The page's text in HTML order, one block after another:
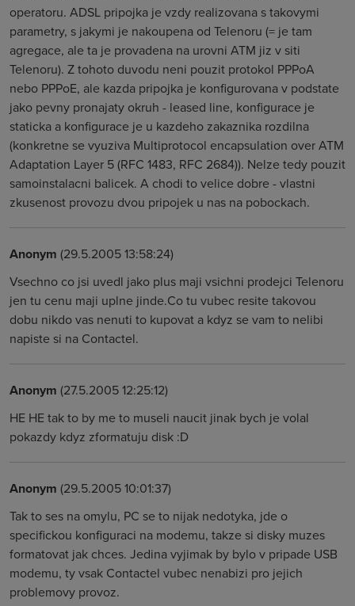
operatoru. ADSL pripojka je vzdy realizovana s takovymi
parametry, s jakymi je nakoupena od Telenoru (= je tam
agregace, ale ta je provadena na urovni ATM jiz v siti
Telenoru). Z tohoto duvodu neni pouzit protokol PPPoA
nebo PPPoE, ale kazda pripojka je konfigurovana v podstate
jako pevny pronajaty okruh - leased line, konfigurace je
staticka a konfigurace je u kazdeho zakaznika rozdilna
(konkretne se vyuziva Multiprotocol encapsulation over ATM
Adaptation Layer 5 (RFC 1483, RFC 2684)). Nelze tedy pouzit
samoinstalacni balicek. A chodi to velice dobre - vlastni
zkusenost provozu dvou pripojek u nas na pobockach.
Anonym (29.5.2005 13:58:24)
Vsechno co jsi uvedl jako plus maji vsichni prodejci Telenoru
jen tu cenu maji uplne jinde.Co tu vubec resite takovou
dobu nikdo vas nenuti to kupovat a kdyz se vam to nelibi
napiste si na Contactel.
Anonym (27.5.2005 12:25:12)
HE HE tak to by me to museli naucit jinak bych je volal
pokazdy kdyz zformatuju disk :D
Anonym (29.5.2005 10:01:37)
Tak to ses na omylu, PC se to nijak nedotyka, jde o
specifickou konfiguraci na modemu, takze si disky muzes
formatovat jak chces. Jedina vyjimak by bylo v pripade USB
modemu, ty vsak Contactel vubec nenabizi pro jejich
problemovy provoz.